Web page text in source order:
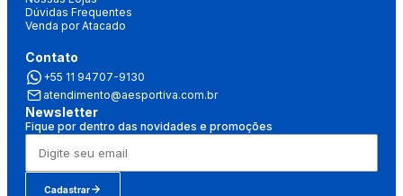
Dúvidas Frequentes
Venda por Atacado
Contato
+55 11 94707-9130
atendimento@aesportiva.com.br
Newsletter
Fique por dentro das novidades e promoções
Cadastrar